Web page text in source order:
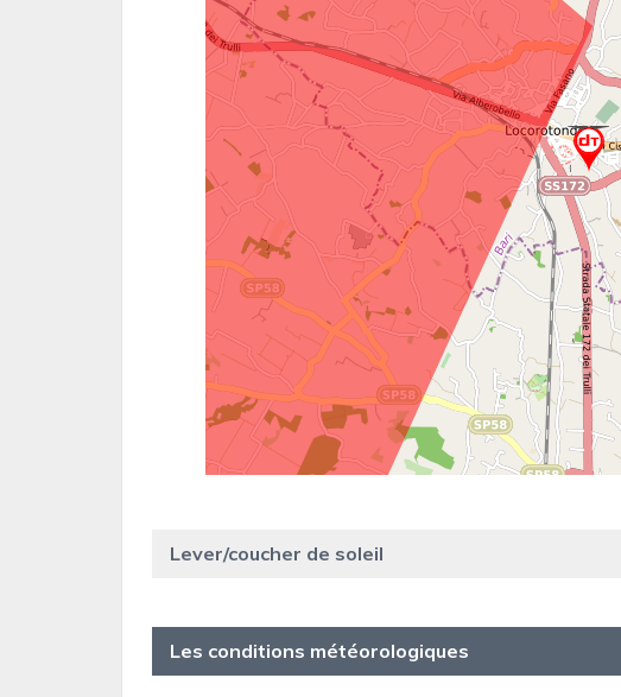
Lever/coucher de soleil
Les conditions météorologiques